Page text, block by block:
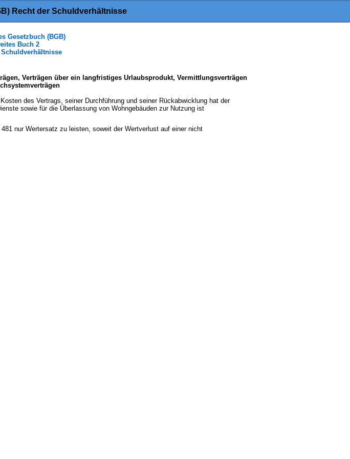
Recht der Schuldverhältnisse
Gesetzbuch (BGB)
Buch 2
Schuldverhältnisse
Verträgen über ein langfristiges Urlaubsprodukt, Vermittlungsverträgen
des Vertrags, seiner Durchführung und seiner Rückabwicklung hat der
sowie für die Überlassung von Wohngebäuden zur Nutzung ist
nur Wertersatz zu leisten, soweit der Wertverlust auf einer nicht